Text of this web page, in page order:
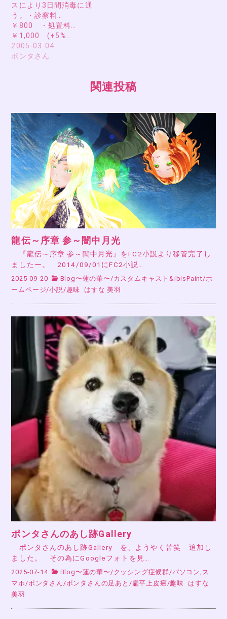
スにより3日間消毒に通
う。・診察料…
￥800 ・処置料…
￥1,000 (+5%…
2005-03-04
ポンタさん
関連投稿
龍伝～序章 参～闇中月光
『龍伝～序章 参～闇中月光』をFC2小説より移管完了し
ましたー。 2014/09/01にFC2小説…
2025-09-20 Blog〜蓮の華〜/カスタムキャスト&ibisPaint/ホ
ームページ/小説/趣味 はすな 美羽
ポンタさんのあし跡Gallery
ポンタさんのあし跡Gallery を、ようやく苦笑 追加し
ました。 その為にGoogleフォトを見…
2025-07-14 Blog〜蓮の華〜/クッシング症候群/パソコン,ス
マホ/ポンタさん/ポンタさんの足あと /扁平上皮癌/趣味
はすな
美羽